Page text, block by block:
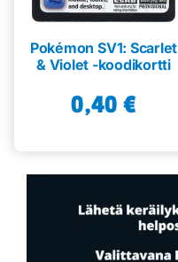
Pokémon SV1: Scarlet
& Violet -koodikortti
0,40 €